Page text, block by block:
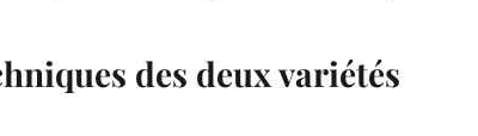
des deux variétés